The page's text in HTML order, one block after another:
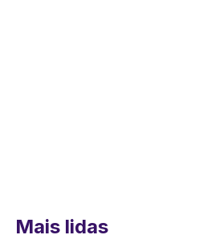
Mais lidas